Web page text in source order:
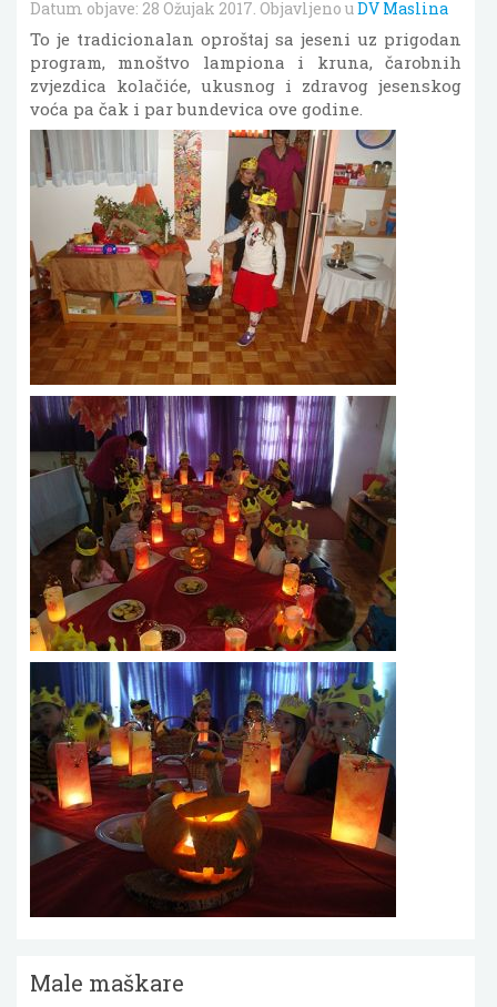
Datum objave: 28 Ožujak 2017 . Objavljeno u DV Maslina
To je tradicionalan oproštaj sa jeseni uz prigodan
program, mnoštvo lampiona i kruna, čarobnih
zvjezdica kolačiće, ukusnog i zdravog jesenskog
voća pa čak i par bundevica ove godine.
Male maškare